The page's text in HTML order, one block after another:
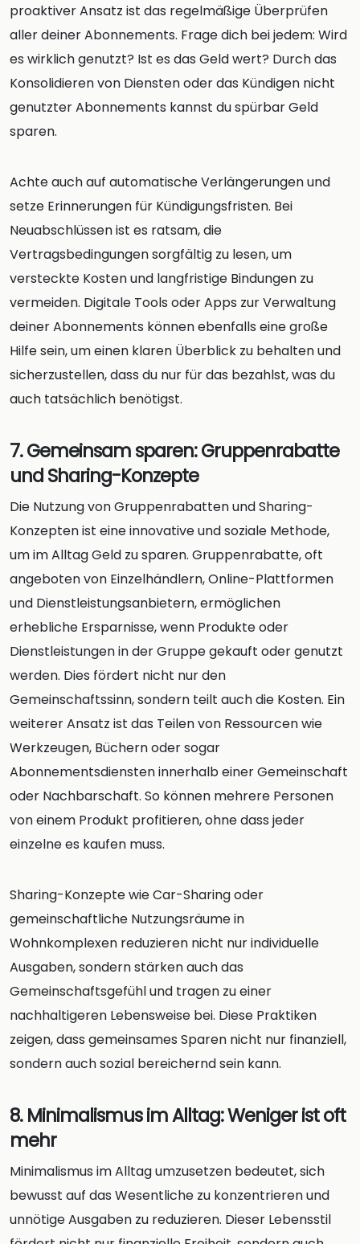
proaktiver Ansatz ist das regelmäßige Überprüfen
aller deiner Abonnements. Frage dich bei jedem: Wird
es wirklich genutzt? Ist es das Geld wert? Durch das
Konsolidieren von Diensten oder das Kündigen nicht
genutzter Abonnements kannst du spürbar Geld
sparen.
Achte auch auf automatische Verlängerungen und
setze Erinnerungen für Kündigungsfristen. Bei
Neuabschlüssen ist es ratsam, die
Vertragsbedingungen sorgfältig zu lesen, um
versteckte Kosten und langfristige Bindungen zu
vermeiden. Digitale Tools oder Apps zur Verwaltung
deiner Abonnements können ebenfalls eine große
Hilfe sein, um einen klaren Überblick zu behalten und
sicherzustellen, dass du nur für das bezahlst, was du
auch tatsächlich benötigst.
7. Gemeinsam sparen: Gruppenrabatte
und Sharing-Konzepte
Die Nutzung von Gruppenrabatten und Sharing-
Konzepten ist eine innovative und soziale Methode,
um im Alltag Geld zu sparen. Gruppenrabatte, oft
angeboten von Einzelhändlern, Online-Plattformen
und Dienstleistungsanbietern, ermöglichen
erhebliche Ersparnisse, wenn Produkte oder
Dienstleistungen in der Gruppe gekauft oder genutzt
werden. Dies fördert nicht nur den
Gemeinschaftssinn, sondern teilt auch die Kosten. Ein
weiterer Ansatz ist das Teilen von Ressourcen wie
Werkzeugen, Büchern oder sogar
Abonnementsdiensten innerhalb einer Gemeinschaft
oder Nachbarschaft. So können mehrere Personen
von einem Produkt profitieren, ohne dass jeder
einzelne es kaufen muss.
Sharing-Konzepte wie Car-Sharing oder
gemeinschaftliche Nutzungsräume in
Wohnkomplexen reduzieren nicht nur individuelle
Ausgaben, sondern stärken auch das
Gemeinschaftsgefühl und tragen zu einer
nachhaltigeren Lebensweise bei. Diese Praktiken
zeigen, dass gemeinsames Sparen nicht nur finanziell,
sondern auch sozial bereichernd sein kann.
8. Minimalismus im Alltag: Weniger ist oft
mehr
Minimalismus im Alltag umzusetzen bedeutet, sich
bewusst auf das Wesentliche zu konzentrieren und
unnötige Ausgaben zu reduzieren. Dieser Lebensstil